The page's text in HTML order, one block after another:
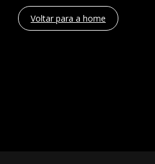
Voltar para a home